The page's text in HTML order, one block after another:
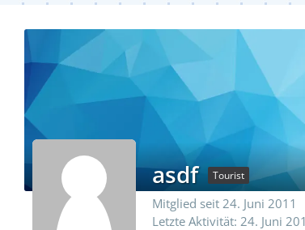
asdf Tourist
Mitglied seit 24. Juni 2011
Letzte Aktivität: 24. Juni